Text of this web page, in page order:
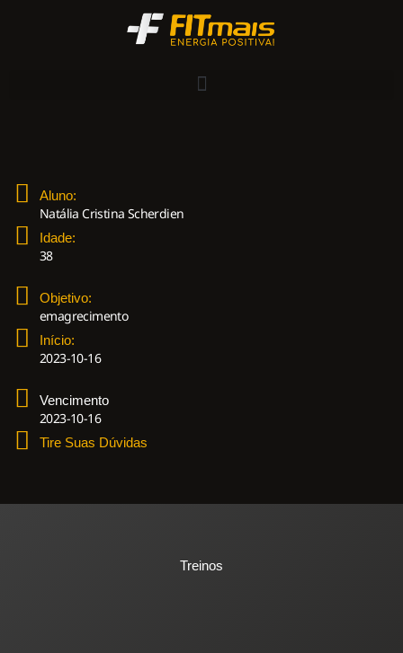
Aluno:
Natália Cristina Scherdien
Idade:
38
Objetivo:
emagrecimento
Início:
2023-10-16
Vencimento
2023-10-16
Tire Suas Dúvidas
Treinos